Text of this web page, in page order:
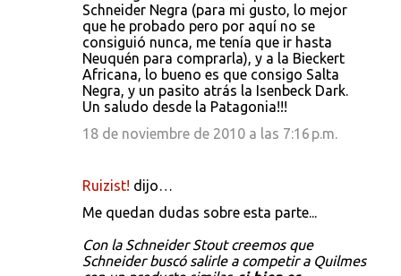
Schneider Negra (para mi gusto, lo mejor
que he probado pero por aquí no se
consiguió nunca, me tenía que ir hasta
Neuquén para comprarla), y a la Bieckert
Africana, lo bueno es que consigo Salta
Negra, y un pasito atrás la Isenbeck Dark.
Un saludo desde la Patagonia!!!
18 de noviembre de 2010 a las 7:16 p.m.
Ruizist! dijo…
Me quedan dudas sobre esta parte...
Con la Schneider Stout creemos que
Schneider buscó salirle a competir a Quilmes